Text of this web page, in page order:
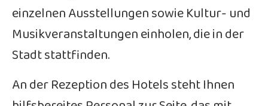
einzelnen Ausstellungen sowie Kultur- und
Musikveranstaltungen einholen, die in der
Stadt stattfinden.
An der Rezeption des Hotels steht Ihnen